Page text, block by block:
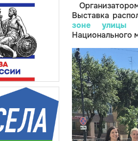
Выставка
зоне улицы
Национального